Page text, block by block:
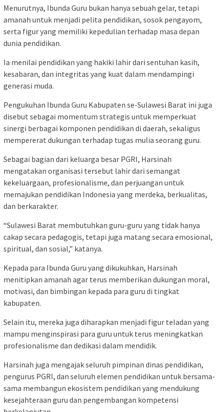
Menurutnya, Ibunda Guru bukan hanya sebuah gelar, tetapi
amanah untuk menjadi pelita pendidikan, sosok pengayom,
serta figur yang memiliki kepedulian terhadap masa depan
dunia pendidikan.
Ia menilai pendidikan yang hakiki lahir dari sentuhan kasih,
kesabaran, dan integritas yang kuat dalam mendampingi
generasi muda.
Pengukuhan Ibunda Guru Kabupaten se-Sulawesi Barat ini juga
disebut sebagai momentum strategis untuk memperkuat
sinergi berbagai komponen pendidikan di daerah, sekaligus
mempererat dukungan terhadap tugas mulia seorang guru.
Sebagai bagian dari keluarga besar PGRI, Harsinah
mengatakan organisasi tersebut lahir dari semangat
kekeluargaan, profesionalisme, dan perjuangan untuk
memajukan pendidikan Indonesia yang merdeka, berkualitas,
dan berkarakter.
“Sulawesi Barat membutuhkan guru-guru yang tidak hanya
cakap secara pedagogis, tetapi juga matang secara emosional,
spiritual, dan sosial,” katanya.
Kepada para Ibunda Guru yang dikukuhkan, Harsinah
menitipkan amanah agar terus memberikan dukungan moral,
motivasi, dan bimbingan kepada para guru di tingkat
kabupaten.
Selain itu, mereka juga diharapkan menjadi figur teladan yang
mampu menginspirasi para guru untuk terus meningkatkan
profesionalisme dan dedikasi dalam mendidik.
Harsinah juga mengajak seluruh pimpinan dinas pendidikan,
pengurus PGRI, dan seluruh elemen pendidikan untuk bersama-
sama membangun ekosistem pendidikan yang mendukung
kesejahteraan guru dan pengembangan kompetensi